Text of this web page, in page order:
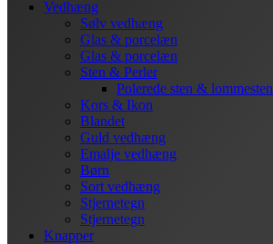
Vedhæng
Sølv vedhæng
Glas & porcelæn
Glas & porcelæn
Sten & Perler
Polerede sten & lommesten
Kors & Ikon
Blandet
Guld vedhæng
Emalje vedhæng
Børn
Sort vedhæng
Stjernetegn
Stjernetegn
Knapper